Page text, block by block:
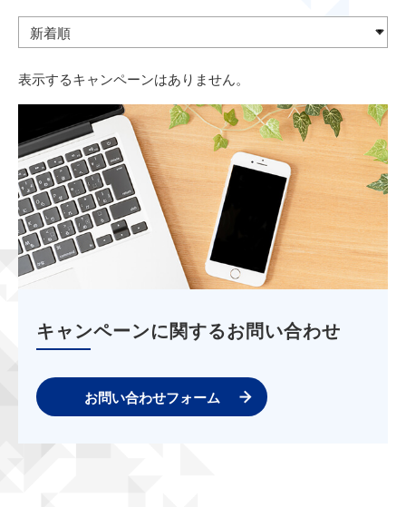
表示するキャンペーンはありません。
キャンペーンに関するお問い合わせ
お問い合わせフォーム